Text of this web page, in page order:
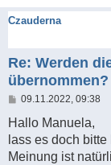
Czauderna
Re: Werden
übernommen?
B
i
r
a
09.11.2022, 09:38
Hallo Manuela,
lass es doch
Meinung ist